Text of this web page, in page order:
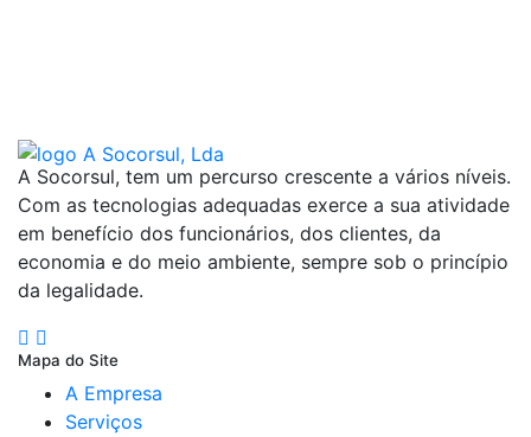
A Socorsul, tem um percurso crescente a vários níveis.
Com as tecnologias adequadas exerce a sua atividade
em benefício dos funcionários, dos clientes, da
economia e do meio ambiente, sempre sob o princípio
da legalidade.
Mapa do Site
A Empresa
Serviços